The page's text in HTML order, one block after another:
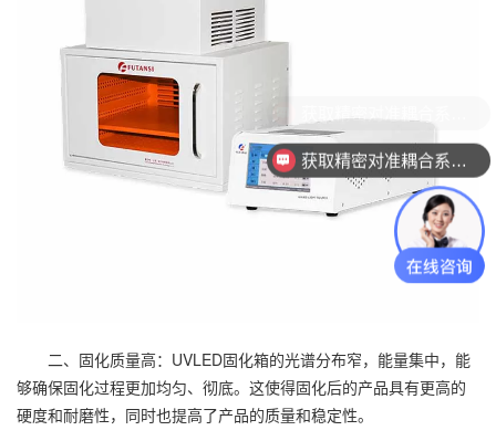
二、固化质量高：UVLED固化箱的光谱分布窄，能量集中，能
够确保固化过程更加均匀、彻底。这使得固化后的产品具有更高的
硬度和耐磨性，同时也提高了产品的质量和稳定性。
获取精密对准耦合系统技术方案